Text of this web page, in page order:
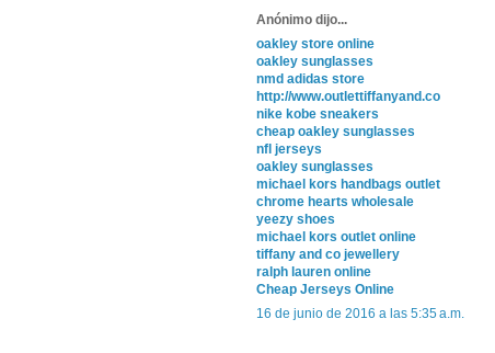
Anónimo dijo...
oakley store online
oakley sunglasses
nmd adidas store
http://www.outlettiffanyand.co
nike kobe sneakers
cheap oakley sunglasses
nfl jerseys
oakley sunglasses
michael kors handbags outlet
chrome hearts wholesale
yeezy shoes
michael kors outlet online
tiffany and co jewellery
ralph lauren online
Cheap Jerseys Online
16 de junio de 2016 a las 5:35 a.m.